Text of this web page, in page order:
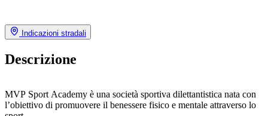
Indicazioni stradali
Descrizione
MVP Sport Academy è una società sportiva dilettantistica nata con
l’obiettivo di promuovere il benessere fisico e mentale attraverso lo